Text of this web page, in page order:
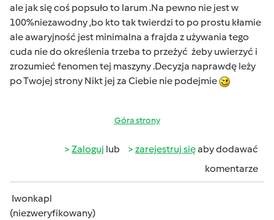
ale jak się coś popsuło to larum .Na pewno nie jest w
100%niezawodny ,bo kto tak twierdzi to po prostu kłamie
ale awaryjność jest minimalna a frajda z używania tego
cuda nie do określenia trzeba to przeżyć żeby uwierzyć i
zrozumieć fenomen tej maszyny .Decyzja naprawdę leży
po Twojej strony Nikt jej za Ciebie nie podejmie
Góra strony
Zaloguj lub zarejestruj sięaby dodawać
komentarze
Iwonkapl
(niezweryfikowany)